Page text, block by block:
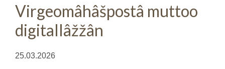
Virgeomâhâšpostâ muttoo
digitallâžžân
25.03.2026